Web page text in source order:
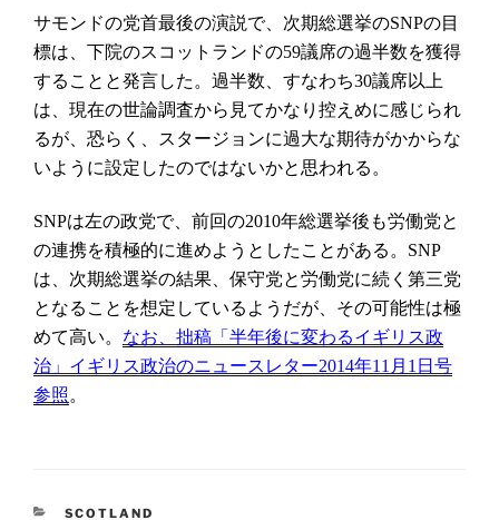
サモンドの党首最後の演説で、次期総選挙のSNPの目
標は、下院のスコットランドの59議席の過半数を獲得
することと発言した。過半数、すなわち30議席以上
は、現在の世論調査から見てかなり控えめに感じられ
るが、恐らく、スタージョンに過大な期待がかからな
いように設定したのではないかと思われる。
SNPは左の政党で、前回の2010年総選挙後も労働党と
の連携を積極的に進めようとしたことがある。
SNP
は、次期総選挙の結果、保守党と労働党に続く第三党
となることを想定しているようだが、その可能性は極
めて高い。
なお、拙稿「半年後に変わるイギリス政
治」イギリス政治のニュースレター2014年11 月 1 日号
参照。
CATEGORIES
SCOTLAND